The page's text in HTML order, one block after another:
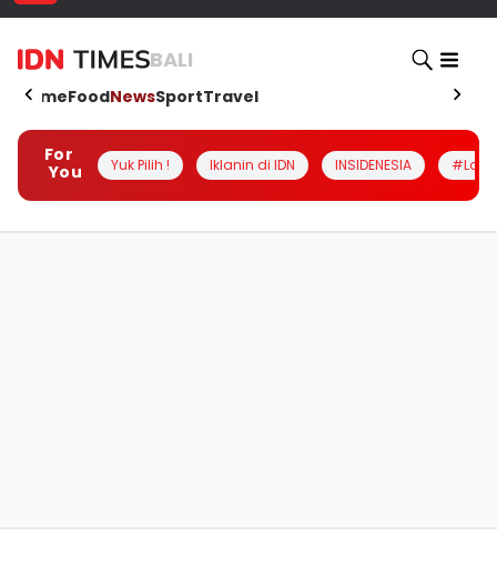
BALI
HomeFoodNewsSportTravel
For
You
Yuk Pilih ! Iklanin di IDN INSIDENESIA